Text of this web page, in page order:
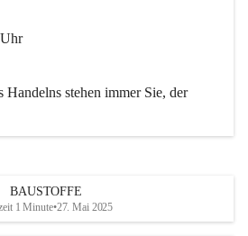
stehen immer Sie, der
motiviert und bestens geschult in
Für alle Ihre Anliegen
Lösung.
BAUSTOFFE
1 Minute•27. Mai 2025